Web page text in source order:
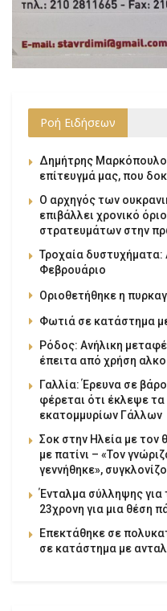
Ροή Ειδήσεων
Δημήτρης
επίτευγμά μας, που
Ο αρχηγός των
επιβάλλει χρονικό
στρατευμάτων στην
Τροχαία δυστυχήματα:
Φεβρουάριο
Οριοθετήθηκε η
Φωτιά σε κατάστημα
Ρόδος: Ανήλικη
έπειτα από χρήση
Γαλλία: Έρευνα σε
φέρεται ότι έκλεψε
εκατομμυρίων Γάλλων
Σοκ στην Ηλεία με τον
με πατίνι – «Τον
γεννήθηκε»,
Ένταλμα σύλληψης
23χρονη για μια θέση
Επεκτάθηκε σε
σε κατάστημα με